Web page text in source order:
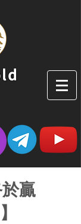
於贏